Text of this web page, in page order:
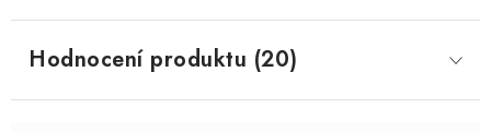
Hodnocení produktu (20)